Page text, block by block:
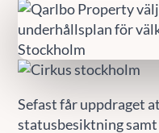
Sefast får uppdraget
statusbesiktning